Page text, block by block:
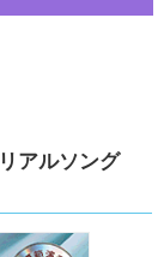
アルソング